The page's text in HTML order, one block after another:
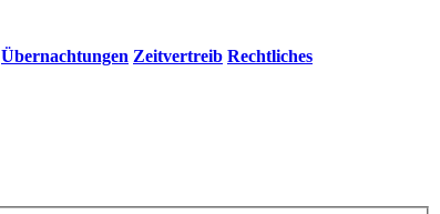
Übernachtungen Zeitvertreib Rechtliches